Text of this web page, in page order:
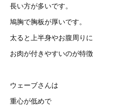
長い方が多いです。
鳩胸で胸板が厚いです。
太ると上半身やお腹周りに
お肉が付きやすいのが特徴
ウェーブさんは
重心が低めで